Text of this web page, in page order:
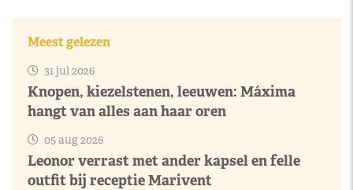
Meest gelezen
31 jul 2026
Knopen, kiezelstenen, leeuwen: Máxima
hangt van alles aan haar oren
05 aug 2026
Leonor verrast met ander kapsel en felle
outfit bij receptie Marivent